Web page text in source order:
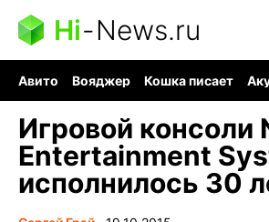
Hi-News.ru
Авито Вояджер Кошка писает
Игровой консоли
Entertainment
исполнилось 30